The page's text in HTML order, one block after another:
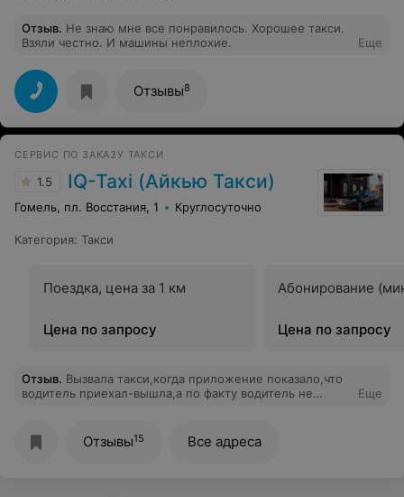
Отзыв. Не знаю мне все понравилось. Хорошее такси.
Взяли честно. И машины неплохие.
Еще
Отзывы8
СЕРВИС ПО ЗАКАЗУ ТАКСИ
1.5 IQ-Taxi (Айкью Такси)
Гомель, пл. Восстания, 1 Круглосуточно
Категория: Такси
Поездка, цена за 1 км
Цена по запросу
Абонирование
Цена по запросу
Отзыв. Вызвала такси,когда приложение показало,что
водитель приехал-вышла,а по факту водитель не
Еще
Отзывы15 Все адреса